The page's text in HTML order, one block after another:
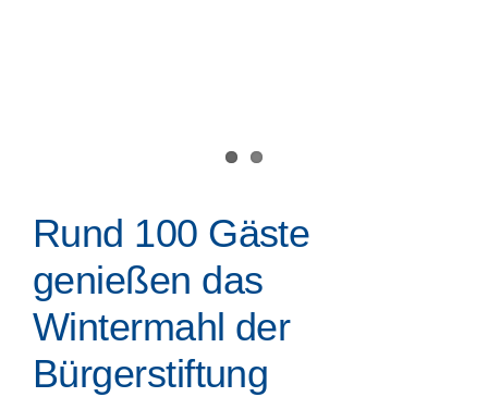
Rund 100 Gäste
genießen das
Wintermahl der
Bürgerstiftung